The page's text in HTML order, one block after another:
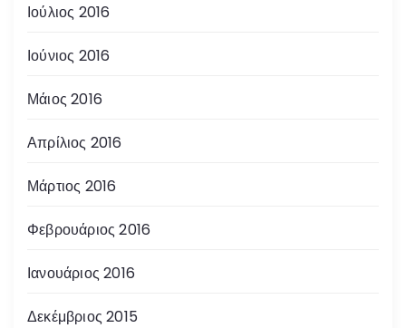
Ιούλιος 2016
Ιούνιος 2016
Μάιος 2016
Απρίλιος 2016
Μάρτιος 2016
Φεβρουάριος 2016
Ιανουάριος 2016
Δεκέμβριος 2015